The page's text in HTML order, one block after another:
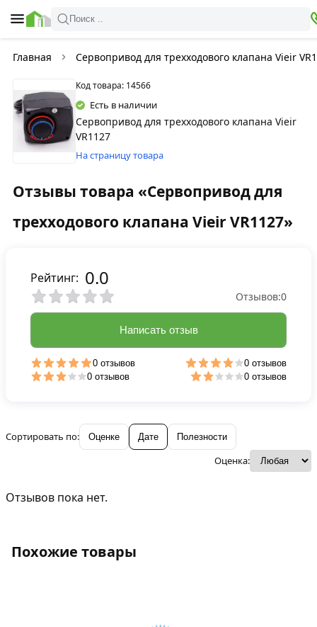
Поиск ..
Главная Сервопривод для трехходового клапана Vieir
Код товара: 14566
Есть в наличии
Сервопривод для трехходового клапана Vieir
VR1127
На страницу товара
Отзывы товара «Сервопривод для
трехходового клапана Vieir VR1127»
Сортировать по: Оценке Дате Полезности
Оценка:
Отзывов пока нет.
Рейтинг: 0.0
Отзывов:0
Написать отзыв
0 отзывов
0 отзывов
0 отзывов
0 отзывов
Похожие товары